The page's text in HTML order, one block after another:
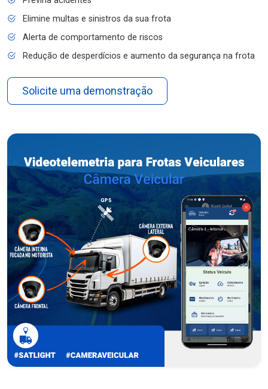
Elimine multas e sinistros da sua frota
Alerta de comportamento de riscos
Redução de desperdícios e aumento da segurança na frota
Solicite uma demonstração